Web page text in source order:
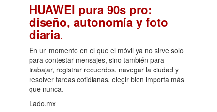
HUAWEI pura 90s pro:
diseño, autonomía y foto
diaria.
En un momento en el que el móvil ya no sirve solo
para contestar mensajes, sino también para
trabajar, registrar recuerdos, navegar la ciudad y
resolver tareas cotidianas, elegir bien importa más
que nunca.
Lado.mx